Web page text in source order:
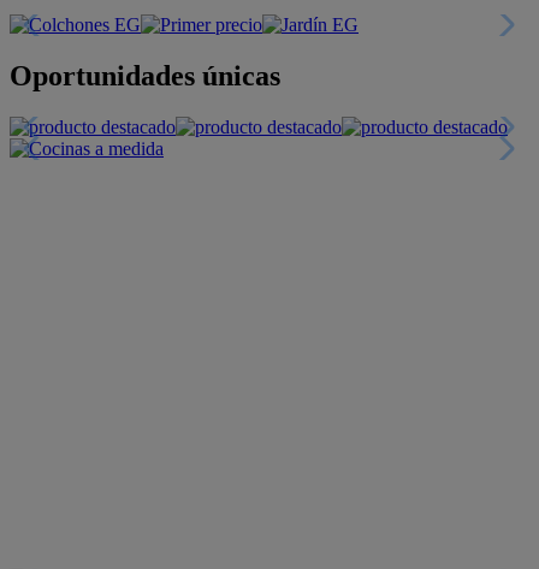
Oportunidades únicas